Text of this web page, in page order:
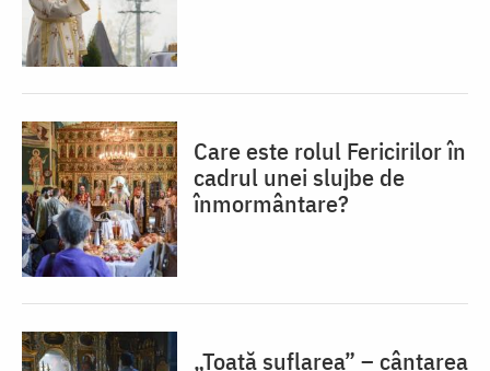
Care este rolul Fericirilor în
cadrul unei slujbe de
înmormântare?
„Toată suflarea” – cântarea